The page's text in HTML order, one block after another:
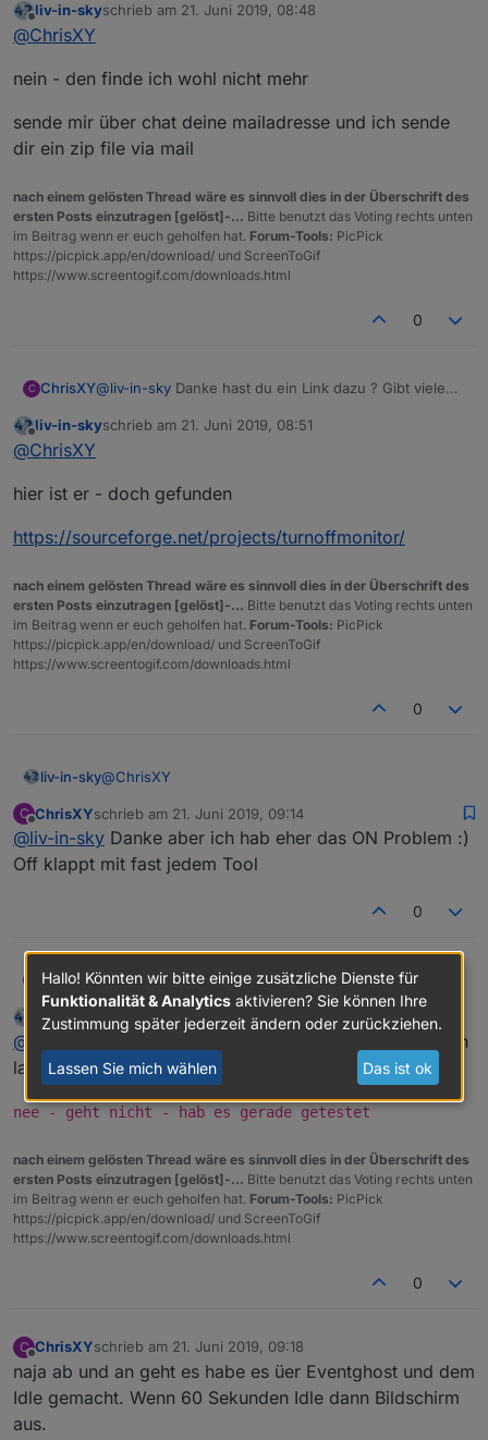
aber das hat nicht immer geklappt :( Komisch dieses
Offline
liv-in-skyschrieb am 21. Juni 2019, 08:48
zuletzt editiert von
@ChrisXY
nein - den finde ich wohl nicht mehr
sende mir über chat deine mailadresse und ich sende
dir ein zip file via mail
nach einem gelösten Thread wäre es sinnvoll dies in der Überschrift des
ersten Posts einzutragen [gelöst]-... Bitte benutzt das Voting rechts unten
im Beitrag wenn er euch geholfen hat. Forum-Tools: PicPick
https://picpick.app/en/download/ und ScreenToGif
https://www.screentogif.com/downloads.html
0
C ChrisXY@liv-in-sky Danke hast du ein Link dazu ? Gibt viele
aber das hat nicht immer geklappt :( Komisch dieses
Offline
liv-in-skyschrieb am 21. Juni 2019, 08:51
zuletzt editiert von
@ChrisXY
hier ist er - doch gefunden
https://sourceforge.net/projects/turnoffmonitor/
nach einem gelösten Thread wäre es sinnvoll dies in der Überschrift des
ersten Posts einzutragen [gelöst]-... Bitte benutzt das Voting rechts unten
im Beitrag wenn er euch geholfen hat. Forum-Tools: PicPick
https://picpick.app/en/download/ und ScreenToGif
https://www.screentogif.com/downloads.html
0
liv-in-sky@ChrisXY
hier ist er - doch gefunden
https://sourceforge.net/projects/turnoffmonitor/
C
Offline
ChrisXYschrieb am 21. Juni 2019, 09:14
zuletzt editiert von
@liv-in-sky Danke aber ich hab eher das ON Problem :)
Off klappt mit fast jedem Tool
0
ChrisXY@liv-in-sky Danke aber ich hab eher das ON Problem
:) Off klappt mit fast jedem Tool
Offline
liv-in-sky schrieb am 21. Juni 2019, 09:15
zuletzt editiert von liv-in-sky
@
geht das on nicht mit evtl mit wol (- wake on
lan)
nee - geht nicht - hab es gerade getestet
nach einem gelösten Thread wäre es sinnvoll dies in der Überschrift des
ersten Posts einzutragen [gelöst]-... Bitte benutzt das Voting rechts unten
im Beitrag wenn er euch geholfen hat. Forum-Tools: PicPick
https://picpick.app/en/download/ und ScreenToGif
https://www.screentogif.com/downloads.html
0
C
Offline
ChrisXYschrieb am 21. Juni 2019, 09:18
zuletzt editiert von
naja ab und an geht es habe es üer Eventghost und dem
Idle gemacht. Wenn 60 Sekunden Idle dann Bildschirm
aus.
Hallo! Könnten wir bitte einige zusätzliche Dienste für
Funktionalität & Analytics aktivieren? Sie können Ihre
Zustimmung später jederzeit ändern oder zurückziehen.
Lassen Sie mich wählen Das ist ok